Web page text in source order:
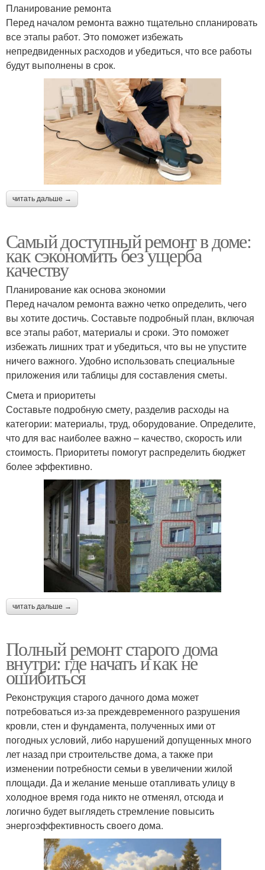
Планирование ремонта
Перед началом ремонта важно тщательно спланировать
все этапы работ. Это поможет избежать
непредвиденных расходов и убедиться, что все работы
будут выполнены в срок.
читать дальше →
Самый доступный ремонт в доме:
как сэкономить без ущерба
качеству
Планирование как основа экономии
Перед началом ремонта важно четко определить, чего
вы хотите достичь. Составьте подробный план, включая
все этапы работ, материалы и сроки. Это поможет
избежать лишних трат и убедиться, что вы не упустите
ничего важного. Удобно использовать специальные
приложения или таблицы для составления сметы.
Смета и приоритеты
Составьте подробную смету, разделив расходы на
категории: материалы, труд, оборудование. Определите,
что для вас наиболее важно – качество, скорость или
стоимость. Приоритеты помогут распределить бюджет
более эффективно.
читать дальше →
Полный ремонт старого дома
внутри: где начать и как не
ошибиться
Реконструкция старого дачного дома может
потребоваться из-за преждевременного разрушения
кровли, стен и фундамента, полученных ими от
погодных условий, либо нарушений допущенных много
лет назад при строительстве дома, а также при
изменении потребности семьи в увеличении жилой
площади. Да и желание меньше отапливать улицу в
холодное время года никто не отменял, отсюда и
логично будет выглядеть стремление повысить
энергоэффективность своего дома.